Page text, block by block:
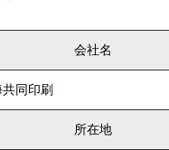
会社名
同印刷
所在地